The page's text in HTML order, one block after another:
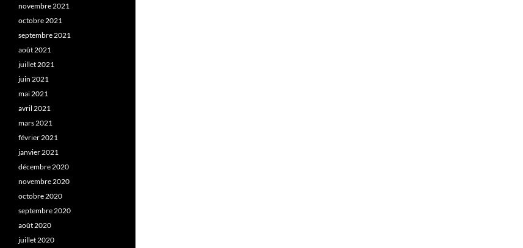
novembre 2021
octobre 2021
septembre 2021
août 2021
juillet 2021
juin 2021
mai 2021
avril 2021
mars 2021
février 2021
janvier 2021
décembre 2020
novembre 2020
octobre 2020
septembre 2020
août 2020
juillet 2020